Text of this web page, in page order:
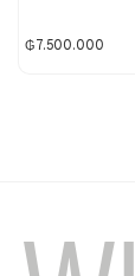
₲ 7.500.000